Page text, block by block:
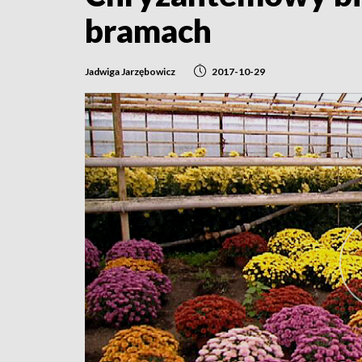
bramach
Jadwiga Jarzębowicz 2017-10-29